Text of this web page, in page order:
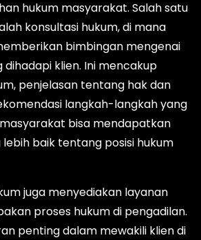
hukum masyarakat. Salah satu
konsultasi hukum, di mana
bimbingan mengenai
dihadapi klien. Ini mencakup
penjelasan tentang hak dan
langkah-langkah yang
masyarakat bisa mendapatkan
baik tentang posisi hukum
juga menyediakan layanan
proses hukum di pengadilan.
penting dalam mewakili klien di